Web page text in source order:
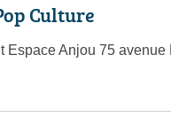
Culture
Espace Anjou 75